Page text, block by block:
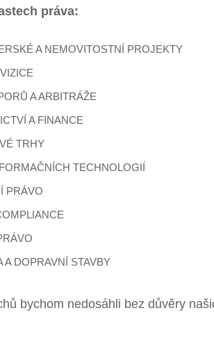
práva:
A NEMOVITOSTNÍ PROJEKTY
A ARBITRÁŽE
A FINANCE
TRHY
TECHNOLOGIÍ
PRÁVO
A DOPRAVNÍ STAVBY
bychom nedosáhli bez důvěry